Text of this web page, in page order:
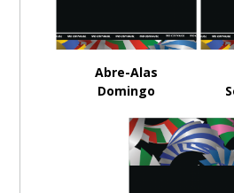
Abre-Alas
Domingo